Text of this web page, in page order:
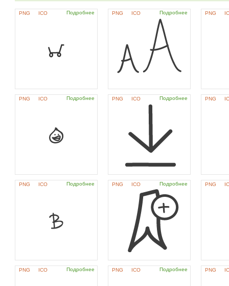
PNG ICO Подробнее PNG ICO Подробнее PNG
PNG ICO Подробнее PNG ICO Подробнее PNG
PNG ICO Подробнее PNG ICO Подробнее PNG
PNG ICO Подробнее PNG ICO Подробнее PNG